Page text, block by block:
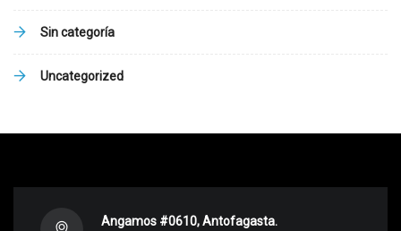
Sin categoría
Uncategorized
Angamos #0610, Antofagasta.